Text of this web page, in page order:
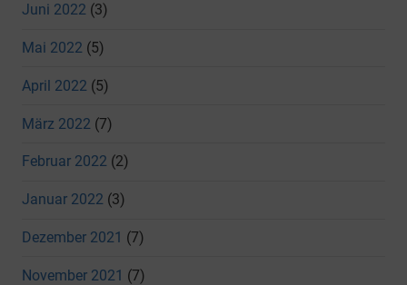
Juni 2022 (3)
Mai 2022 (5)
April 2022 (5)
März 2022 (7)
Februar 2022 (2)
Januar 2022 (3)
Dezember 2021 (7)
November 2021 (7)